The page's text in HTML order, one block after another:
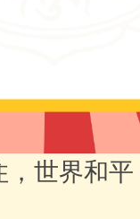
世界和